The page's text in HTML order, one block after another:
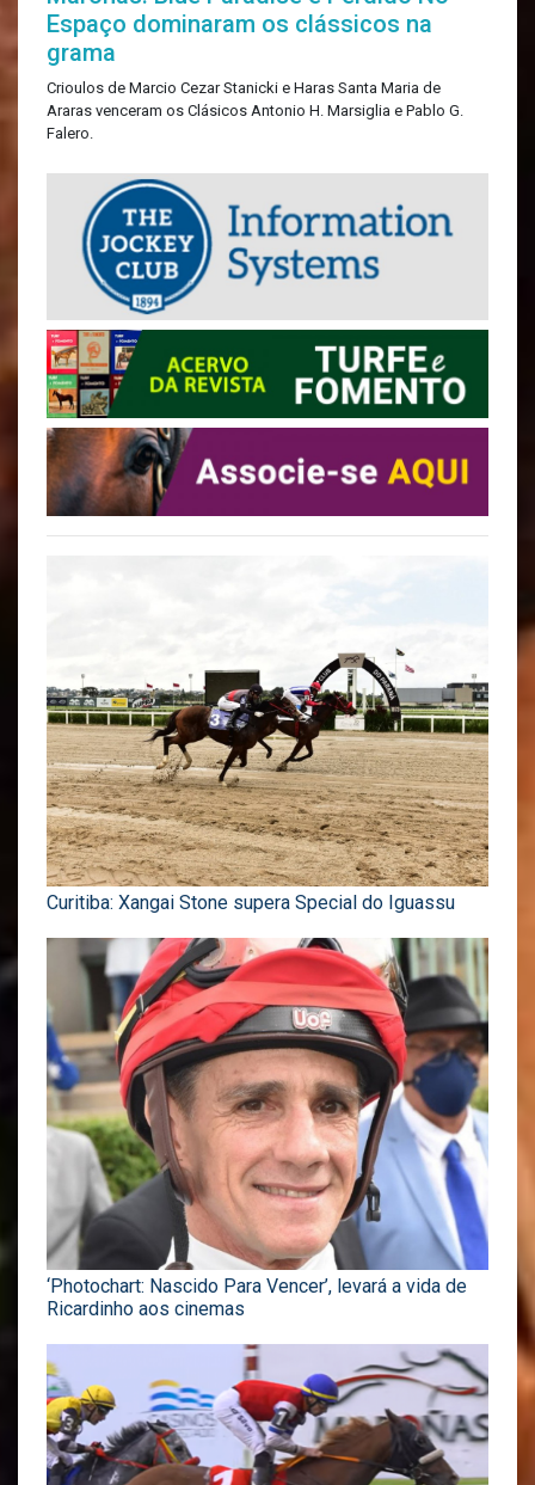
Espaço dominaram os clássicos na
grama
Crioulos de Marcio Cezar Stanicki e Haras Santa Maria de
Araras venceram os Clásicos Antonio H. Marsiglia e Pablo G.
Falero.
Curitiba: Xangai Stone supera Special do Iguassu
‘Photochart: Nascido Para Vencer’, levará a vida de
Ricardinho aos cinemas